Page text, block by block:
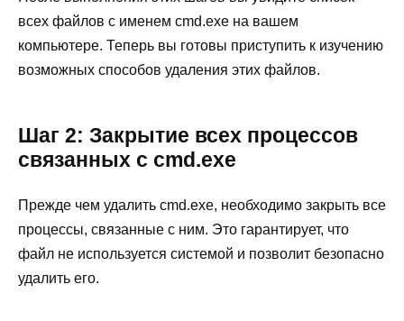
всех файлов с именем cmd.exe на вашем
компьютере. Теперь вы готовы приступить к изучению
возможных способов удаления этих файлов.
Шаг 2: Закрытие всех процессов
связанных с cmd.exe
Прежде чем удалить cmd.exe, необходимо закрыть все
процессы, связанные с ним. Это гарантирует, что
файл не используется системой и позволит безопасно
удалить его.